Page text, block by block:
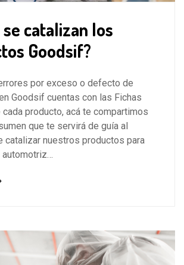
se catalizan los
Goodsif?
por exceso o defecto de
Goodsif cuentas con las Fichas
cada producto, acá te compartimos
que te servirá de guía al
catalizar nuestros productos para